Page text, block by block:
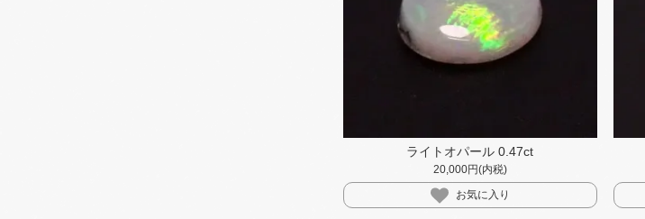
ライトオパール 0.47ct
20,000円(内税)
お気に入り